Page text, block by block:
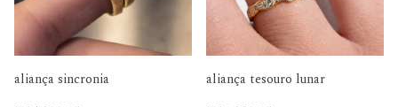
aliança sincronia aliança tesouro lunar